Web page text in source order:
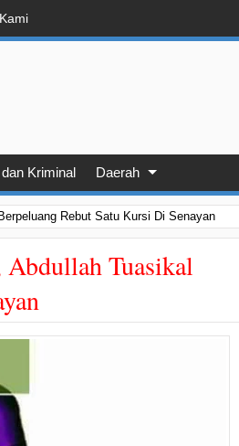
Kriminal Daerah
Rebut Satu Kursi Di Senayan
Tuasikal